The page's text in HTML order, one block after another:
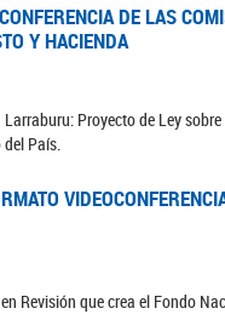
DE LAS
Y HACIENDA
Proyecto de Ley
País.
Revisión que crea el Fondo